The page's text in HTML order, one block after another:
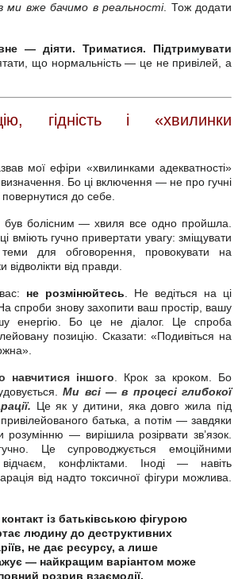
ми вже бачимо в реальності. Тож додати
— діяти. Триматися. Підтримувати
що нормальність — це не привілей, а
гідність і «хвилинки
мої ефіри «хвилинками адекватності»
Бо ці включення — не про гучні
до себе.
був болісним — хвиля все одно пройшла.
вміють гучно привертати увагу: зміщувати
теми для обговорення, провокувати на
відволікти від правди.
не розмінюйтесь
Не ведіться на ці
спроби знову захопити ваш простір, вашу
енергію. Бо це не діалог. Це спроба
позицію. Сказати: «Подивіться на
навчитися іншого
Крок за кроком. Бо
Ми всі — в процесі глибокої
Це як у дитини, яка довго жила під
батька, а потім — завдяки
розумінню — вирішила розірвати зв’язок.
Це супроводжується емоційними
конфліктами. Іноді — навіть
від надто токсичної фігури можлива.
із батьківською фігурою
людину до деструктивних
не дає ресурсу, а лише
— найкращим варіантом може
розрив взаємодії.